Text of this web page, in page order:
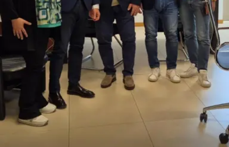
SPECIALI
Buona Sanità Calabria
LA
CALABRIAVISIONE
Destinazioni
Eventi